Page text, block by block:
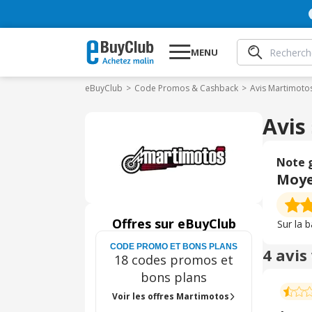
MENU
eBuyClub Code Promos & Cashback Avis
Offres sur eBuyClub
CODE PROMO ET BONS PLANS
18 codes promos et
bons plans
Voir les offres Martimotos
Note
Sur la
4